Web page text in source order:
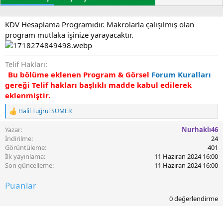
r
t
u
r
u
l
m
a
a
r
h
i
e
t
e
KDV Hesaplama Programıdır. Makrolarla çalışılmış olan
program mutlaka işinize yarayacaktır.
Telif Hakları
Bu bölüme eklenen Program & Görsel Forum Kuralları
gereği Telif hakları başlıklı madde kabul edilerek
eklenmiştir.
T
e
p
k
i
l
r
Halil Tuğrul SÜMER
Yazar
Nurhaklı46
İndirilme
24
Görüntüleme
401
İlk yayınlama
11 Haziran 2024 16:00
Son güncelleme
11 Haziran 2024 16:00
Puanlar
0 değerlendirme